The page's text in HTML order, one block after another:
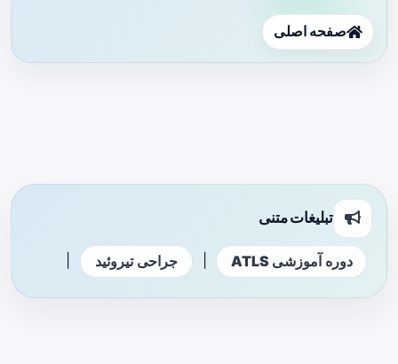
صفحه اصلی
تبلیغات متنی
دوره آموزشی ATLS جراحی تیروئید